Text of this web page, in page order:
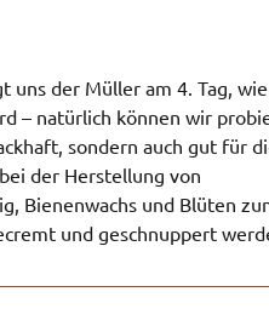
uns der Müller am 4. Tag,
– natürlich können wir
sondern auch gut für
der Herstellung von
Bienenwachs und Blüten
und geschnuppert